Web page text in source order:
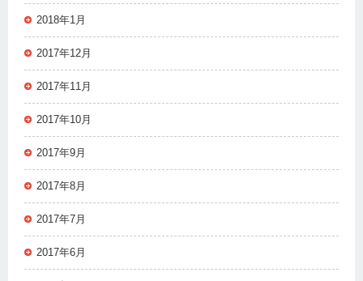
2018年1月
2017年12月
2017年11月
2017年10月
2017年9月
2017年8月
2017年7月
2017年6月